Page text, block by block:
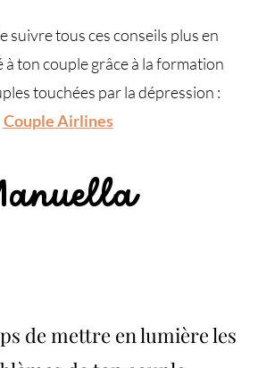
suivre tous ces conseils plus en
à ton couple grâce à la formation
touchées par la dépression :
Couple Airlines
de mettre en lumière les